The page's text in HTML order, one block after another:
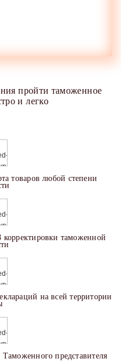
пройти таможенное
и легко
товаров любой степени
таможенной
на всей территории
представителя